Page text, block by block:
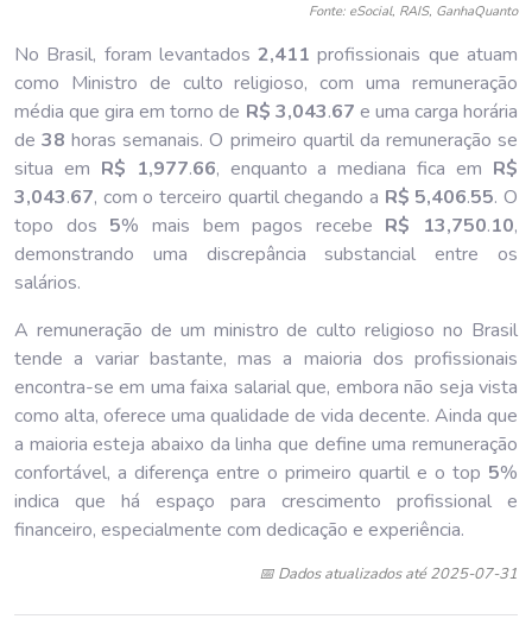
Fonte: eSocial, RAIS, GanhaQuanto
No Brasil, foram levantados2,411 profissionais que atuam
como Ministro de culto religioso, com uma remuneração
média que gira em torno de R$ 3,043.67 e uma carga horária
de38 horas semanais. O primeiro quartil da remuneração se
situa em R$ 1,977.66, enquanto a mediana fica em R$
3,043.67, com o terceiro quartil chegando a R$ 5,406.55. O
topo dos 5% mais bem pagos recebe R$ 13,750.10,
demonstrando uma discrepância substancial entre os
salários.
A remuneração de um ministro de culto religioso no Brasil
tende a variar bastante, mas a maioria dos profissionais
encontra-se em uma faixa salarial que, embora não seja vista
como alta, oferece uma qualidade de vida decente. Ainda que
a maioria esteja abaixo da linha que define uma remuneração
confortável, a diferença entre o primeiro quartil e o top 5%
indica que há espaço para crescimento profissional e
financeiro, especialmente com dedicação e experiência.
📅 Dados atualizados até 2025-07-31